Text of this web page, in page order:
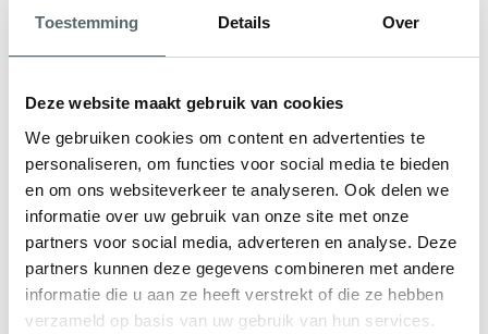
Toestemming Details Over
Deze website maakt gebruik van cookies
We gebruiken cookies om content en advertenties te
personaliseren, om functies voor social media te bieden
en om ons websiteverkeer te analyseren. Ook delen we
informatie over uw gebruik van onze site met onze
partners voor social media, adverteren en analyse. Deze
partners kunnen deze gegevens combineren met andere
informatie die u aan ze heeft verstrekt of die ze hebben
verzameld op basis van uw gebruik van hun services.
Wilt u weten hoeveel subsidie u kunt krijgen voor nieuwe
kunststof kozijnen, HR++ glas of andere
verduurzamingsmaatregelen? Hepro helpt u graag verder.
onze specialisten samen met u de mogelijkheden voor uw
woning. We geven direct inzicht in de subsidieregeling Nij
Begun en eventuele aanvullende regelingen.
U ontvangt een persoonlijk advies en een heldere offerte
op maat, zodat u precies weet waar u aan toe bent.